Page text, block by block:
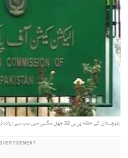
بلوچستان کے حلقہ پی بی 32 جھل مگسی میں سب سے زیادہ ٹرن آؤٹ 70 فیصد رہا۔ الیکشن کمیشن. فوٹو: فائل